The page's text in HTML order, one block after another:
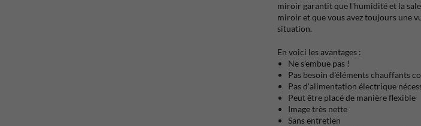
miroir garantit que l'humidité et la
miroir et que vous avez toujours une
situation.
En voici les avantages :
Ne s'embue pas !
Pas besoin d'éléments chauffants
Pas d'alimentation électrique
Peut être placé de manière flexible
Image très nette
Sans entretien